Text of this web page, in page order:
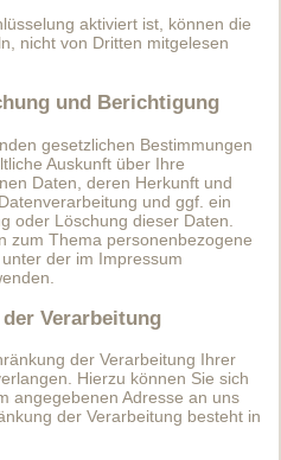
aktiviert ist, können die
nicht von Dritten mitgelesen
und Berichtigung
gesetzlichen Bestimmungen
Auskunft über Ihre
Daten, deren Herkunft und
und ggf. ein
oder Löschung dieser Daten.
zum Thema personenbezogene
der im Impressum
Verarbeitung
der Verarbeitung Ihrer
Hierzu können Sie sich
angegebenen Adresse an uns
der Verarbeitung besteht in